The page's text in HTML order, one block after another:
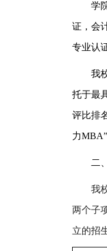
学
证，会
专业认
我
托于最
评比排
力
二
我
两个子
立的招